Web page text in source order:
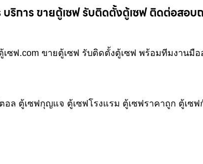
ริการ ขายตู้เซฟ รับติดตั้งตู้เซฟ ติดต่อสอบ
ซฟ.com ขายตู้เซฟ รับติดตั้งตู้เซฟ พร้อมทีมงานมื
อล ตู้เซฟกุญแจ ตู้เซฟโรงแรม ตู้เซฟราคาถูก ตู้เซ